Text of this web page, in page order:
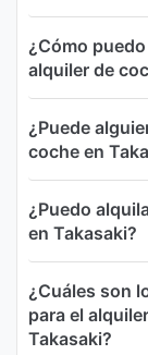
¿Cómo
alquiler de
¿Puede
coche en
¿Puedo
en Takasaki?
¿Cuáles son
para el
Takasaki?